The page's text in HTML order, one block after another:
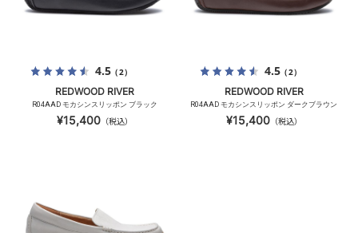
4.5（2）
REDWOOD RIVER
R04AAD モカシンスリッポン ブラック
¥15,400（税込）
4.5（2）
REDWOOD RIVER
R04AAD モカシンスリッポン ダークブラウン
¥15,400（税込）